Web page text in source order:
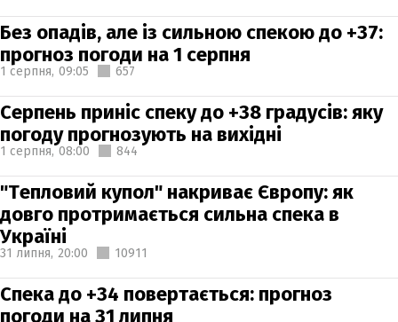
Без опадів, але із сильною спекою до +37:
прогноз погоди на 1 серпня
1 серпня, 09:05 657
Серпень приніс спеку до +38 градусів: яку
погоду прогнозують на вихідні
1 серпня, 08:00 844
"Тепловий купол" накриває Європу: як
довго протримається сильна спека в
Україні
31 липня, 20:00 10911
Спека до +34 повертається: прогноз
погоди на 31 липня